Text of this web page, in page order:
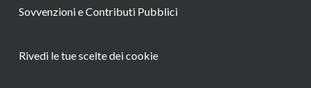
Sovvenzioni e Contributi Pubblici
Rivedi le tue scelte dei cookie